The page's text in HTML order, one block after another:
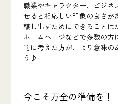
職業やキャラクター、ビジネ
せると相応しい印象の良さが
醸し出すためにできることは
ホームページなどで多数の方
的に考えた方が、より意味の
う♪
今こそ万全の準備を！